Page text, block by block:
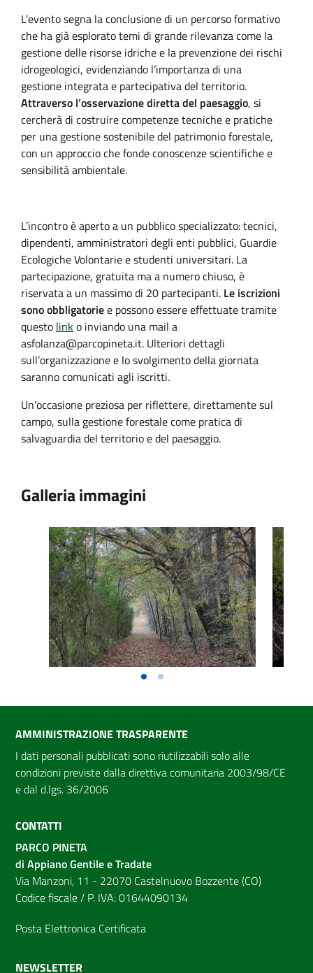
L’evento segna la conclusione di un percorso formativo
che ha già esplorato temi di grande rilevanza come la
gestione delle risorse idriche e la prevenzione dei rischi
idrogeologici, evidenziando l’importanza di una
gestione integrata e partecipativa del territorio.
Attraverso l’osservazione diretta del paesaggio, si
cercherà di costruire competenze tecniche e pratiche
per una gestione sostenibile del patrimonio forestale,
con un approccio che fonde conoscenze scientifiche e
sensibilità ambientale.
L’incontro è aperto a un pubblico specializzato: tecnici,
dipendenti, amministratori degli enti pubblici, Guardie
Ecologiche Volontarie e studenti universitari. La
partecipazione, gratuita ma a numero chiuso, è
riservata a un massimo di 20 partecipanti. Le iscrizioni
sono obbligatoriee possono essere effettuate tramite
questo linko inviando una mail a
asfolanza@parcopineta.it. Ulteriori dettagli
sull’organizzazione e lo svolgimento della giornata
saranno comunicati agli iscritti.
Un’occasione preziosa per riflettere, direttamente sul
campo, sulla gestione forestale come pratica di
salvaguardia del territorio e del paesaggio.
Galleria immagini
AMMINISTRAZIONE TRASPARENTE
I dati personali pubblicati sono riutilizzabili solo alle
condizioni previste dalla direttiva comunitaria 2003/98/CE
e dal d.lgs. 36/2006
CONTATTI
PARCO PINETA
di Appiano Gentile e Tradate
Via Manzoni, 11 - 22070 Castelnuovo Bozzente (CO)
Codice fiscale / P. IVA: 01644090134
Posta Elettronica Certificata
NEWSLETTER